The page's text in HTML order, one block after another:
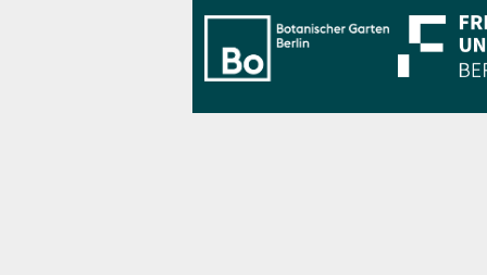
Bo Berlin